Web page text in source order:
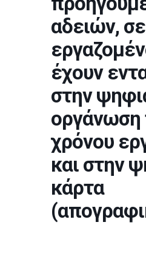
αδειών, σε
έχουν
στην
οργάνωση
χρόνου
και στην
κάρτα